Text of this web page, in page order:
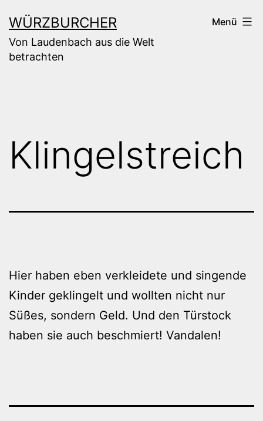
Inhalt
springen
WÜRZBURCHER
Von Laudenbach aus die Welt
betrachten
Menü
Klingelstreich
Hier haben eben verkleidete und singende
Kinder geklingelt und wollten nicht nur
Süßes, sondern Geld. Und den Türstock
haben sie auch beschmiert! Vandalen!